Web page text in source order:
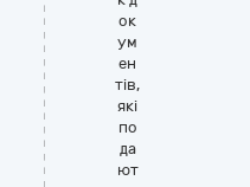
ок
ум
ен
тів,
які
по
да
ют